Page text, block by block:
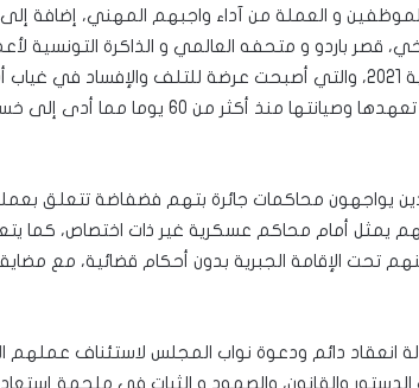
و العملة من آداء واجبهم المهني، إضافة إلى
قصر باردو و متحفه العالمي و الذاكرة التونسية
المجالس التأسيسية و النيابية منذ 1956 إلى 25 جويلية 2021، والتي أصبحت عرضة للتلف والإفساد في
تعهد، وجميع مرافق المجلس وفروعه التي لم يقع تعهدها وصيانتها منذ أكثر من 60 يوما مما
يواجهون محاكمات جائرة بتهم فضفاضة تتعلق
يمثل أمام محاكم عسكرية غير ذات اختصاص، كما
تحت الإقامة الجبرية بدون أحكام قضائية، مع
انعقاد دائم ودعوة نواب المجلس لاستئناف عملهم
والقانون، والصمود و الثبات في ملحمة